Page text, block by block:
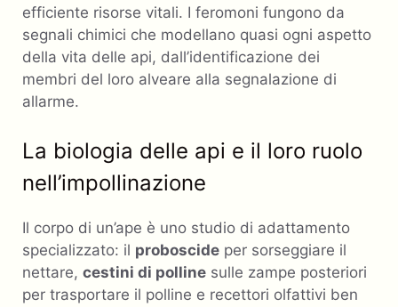
efficiente risorse vitali. I feromoni fungono da
segnali chimici che modellano quasi ogni aspetto
della vita delle api, dall’identificazione dei
membri del loro alveare alla segnalazione di
allarme.
La biologia delle api e il loro ruolo
nell’impollinazione
Il corpo di un’ape è uno studio di adattamento
specializzato: il proboscide per sorseggiare il
nettare, cestini di polline sulle zampe posteriori
per trasportare il polline e recettori olfattivi ben